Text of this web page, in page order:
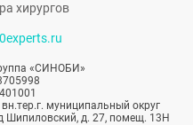
хирургов
«СИНОБИ»
муниципальный округ
Шипиловский, д. 27, помещ. 13Н